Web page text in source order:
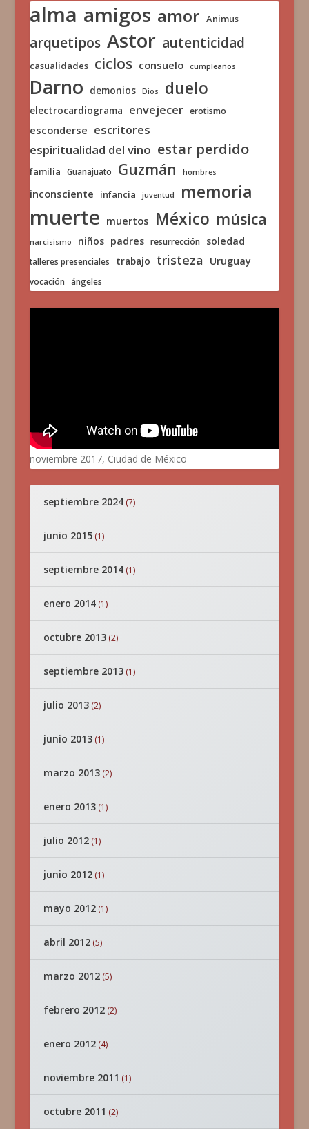
alma amigos amor Animus
arquetipos Astor autenticidad
casualidades ciclos consuelo cumpleaños
Darno demonios Dios duelo
electrocardiograma envejecer erotismo
esconderse escritores
espiritualidad del vino estar perdido
familia Guanajuato Guzmán hombres
inconsciente infancia juventud memoria
muerte muertos México música
narcisismo niños padres resurrección soledad
talleres presenciales trabajo tristeza Uruguay
vocación ángeles
noviembre 2017, Ciudad de México
septiembre 2024(7)
junio 2015(1)
septiembre 2014(1)
enero 2014(1)
octubre 2013(2)
septiembre 2013(1)
julio 2013(2)
junio 2013(1)
marzo 2013(2)
enero 2013(1)
julio 2012(1)
junio 2012(1)
mayo 2012(1)
abril 2012(5)
marzo 2012(5)
febrero 2012(2)
enero 2012(4)
noviembre 2011 (1)
octubre 2011 (2)